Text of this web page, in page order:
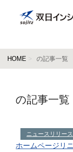
HOME の記事一覧
の記事一覧
ニュースリリース
ホームページリ